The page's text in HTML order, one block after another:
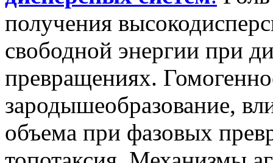
получения
свободной энергии при
превращениях.
зародышеобразование,
объема при фазовых